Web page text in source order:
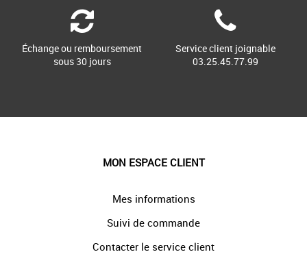
Échange ou remboursement
sous 30 jours
Service client joignable
03.25.45.77.99
MON ESPACE CLIENT
Mes informations
Suivi de commande
Contacter le service client